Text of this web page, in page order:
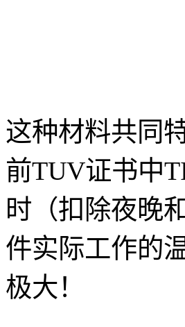
这种材料共同
前TUV证书中
时（扣除夜晚
件实际工作的
极大！